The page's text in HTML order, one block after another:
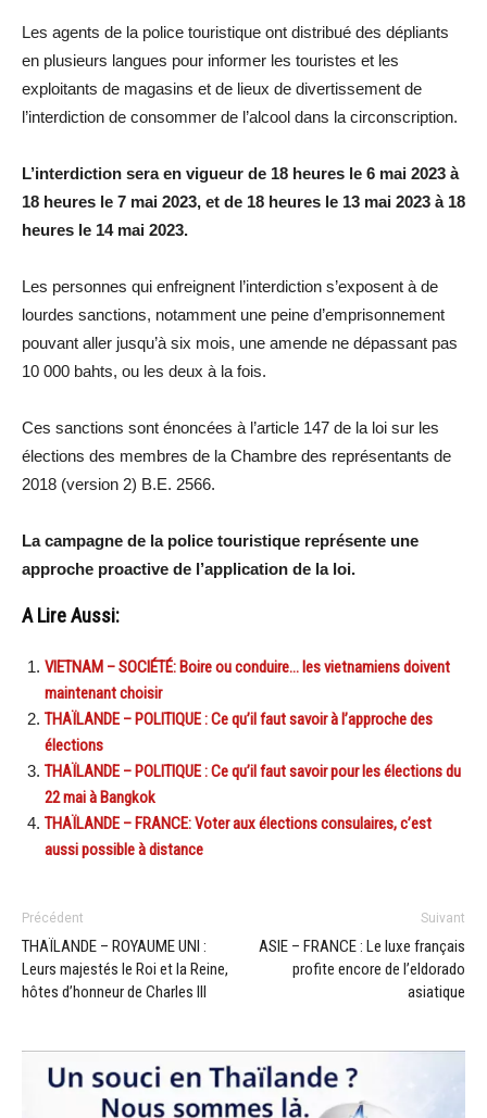
Les agents de la police touristique ont distribué des dépliants
en plusieurs langues pour informer les touristes et les
exploitants de magasins et de lieux de divertissement de
l’interdiction de consommer de l’alcool dans la circonscription.
L’interdiction sera en vigueur de 18 heures le 6 mai 2023 à
18 heures le 7 mai 2023, et de 18 heures le 13 mai 2023 à 18
heures le 14 mai 2023.
Les personnes qui enfreignent l’interdiction s’exposent à de
lourdes sanctions, notamment une peine d’emprisonnement
pouvant aller jusqu’à six mois, une amende ne dépassant pas
10 000 bahts, ou les deux à la fois.
Ces sanctions sont énoncées à l’article 147 de la loi sur les
élections des membres de la Chambre des représentants de
2018 (version 2) B.E. 2566.
La campagne de la police touristique représente une
approche proactive de l’application de la loi.
A Lire Aussi:
VIETNAM – SOCIÉTÉ: Boire ou conduire… les vietnamiens doivent
maintenant choisir
THAÏLANDE – POLITIQUE : Ce qu’il faut savoir à l’approche des
élections
THAÏLANDE – POLITIQUE : Ce qu’il faut savoir pour les élections du
22 mai à Bangkok
THAÏLANDE – FRANCE: Voter aux élections consulaires, c’est
aussi possible à distance
Précédent
THAÏLANDE – ROYAUME UNI :
Leurs majestés le Roi et la Reine,
hôtes d’honneur de Charles III
Suivant
ASIE – FRANCE : Le luxe français
profite encore de l’eldorado
asiatique